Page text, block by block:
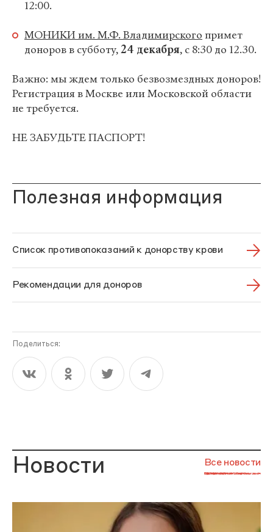
12:00.
МОНИКИ им. М.Ф. Владимирского примет
доноров в субботу,24 декабря, с 8:30 до 12.30.
Важно: мы ждем только безвозмездных доноров!
Регистрация в Москве или Московской области
не требуется.
НЕ ЗАБУДЬТЕ ПАСПОРТ!
Полезная информация
Список противопоказаний к донорству крови
Рекомендации для доноров
Поделиться:
Новости Все новости